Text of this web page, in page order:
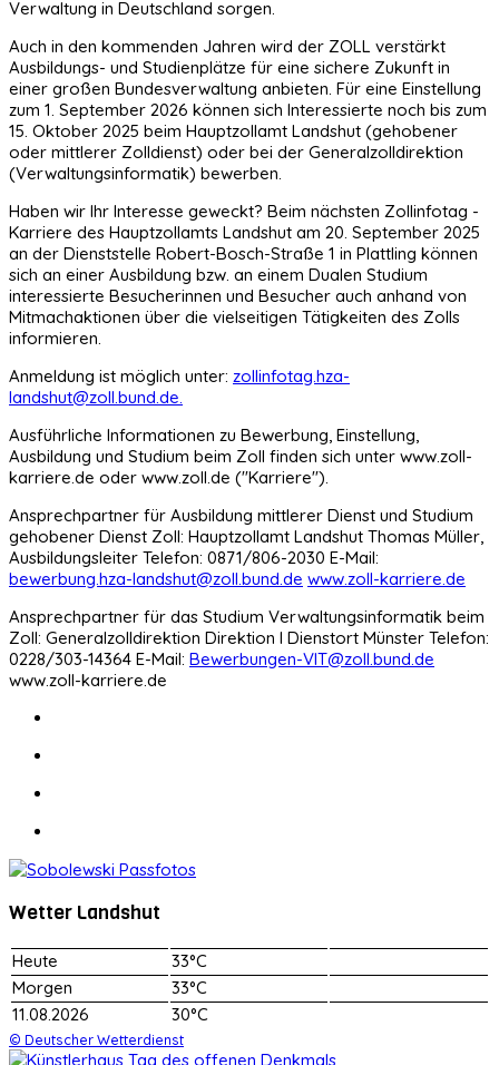
Verwaltung in Deutschland sorgen.
Auch in den kommenden Jahren wird der ZOLL verstärkt
Ausbildungs- und Studienplätze für eine sichere Zukunft in
einer großen Bundesverwaltung anbieten. Für eine Einstellung
zum 1. September 2026 können sich Interessierte noch bis zum
15. Oktober 2025 beim Hauptzollamt Landshut (gehobener
oder mittlerer Zolldienst) oder bei der Generalzolldirektion
(Verwaltungsinformatik) bewerben.
Haben wir Ihr Interesse geweckt? Beim nächsten Zollinfotag -
Karriere des Hauptzollamts Landshut am 20. September 2025
an der Dienststelle Robert-Bosch-Straße 1 in Plattling können
sich an einer Ausbildung bzw. an einem Dualen Studium
interessierte Besucherinnen und Besucher auch anhand von
Mitmachaktionen über die vielseitigen Tätigkeiten des Zolls
informieren.
Anmeldung ist möglich unter: zollinfotag.hza-
landshut@zoll.bund.de
Ausführliche Informationen zu Bewerbung, Einstellung,
Ausbildung und Studium beim Zoll finden sich unter www.zoll-
karriere.de oder www.zoll.de ("Karriere").
Ansprechpartner für Ausbildung mittlerer Dienst und Studium
gehobener Dienst Zoll: Hauptzollamt Landshut Thomas Müller,
Ausbildungsleiter Telefon: 0871/806-2030 E-Mail:
bewerbung.hza-landshut@zoll.bund.de www.zoll-karriere.de
Ansprechpartner für das Studium Verwaltungsinformatik beim
Zoll: Generalzolldirektion Direktion I Dienstort Münster Telefon:
0228/303-14364 E-Mail: Bewerbungen-VIT@zoll.bund.de
www.zoll-karriere.de
Wetter Landshut
Heute
33°C
Morgen
33°C
11.08.2026
30°C
© Deutscher Wetterdienst